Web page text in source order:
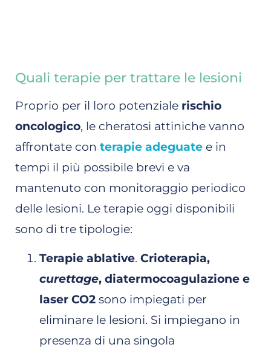
Quali terapie per trattare le lesioni
Proprio per il loro potenziale rischio
oncologico, le cheratosi attiniche vanno
affrontate con terapie adeguate e in
tempi il più possibile brevi e va
mantenuto con monitoraggio periodico
delle lesioni. Le terapie oggi disponibili
sono di tre tipologie:
Terapie ablative. Crioterapia,
curettage, diatermocoagulazione e
laser CO2 sono impiegati per
eliminare le lesioni. Si impiegano in
presenza di una singola